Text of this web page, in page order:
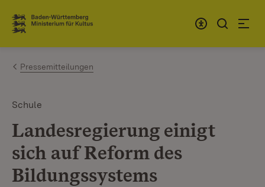
Zum Inhalt springen
Link zur Startseite
Pressemitteilungen
Schule
Landesregierung einigt
sich auf Reform des
Bildungssystems